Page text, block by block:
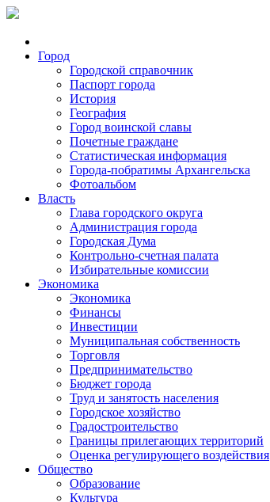
Город
Городской справочник
Паспорт города
История
География
Город воинской славы
Почетные граждане
Статистическая информация
Города-побратимы Архангельска
Фотоальбом
Власть
Глава городского округа
Администрация города
Городская Дума
Контрольно-счетная палата
Избирательные комиссии
Экономика
Экономика
Финансы
Инвестиции
Муниципальная собственность
Торговля
Предпринимательство
Бюджет города
Труд и занятость населения
Городское хозяйство
Градостроительство
Границы прилегающих территорий
Оценка регулирующего воздействия
Общество
Образование
Культура